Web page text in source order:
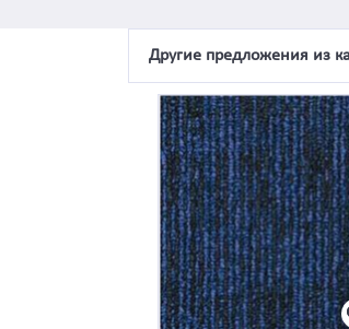
Другие предложения из